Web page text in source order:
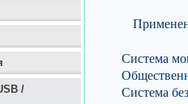
/
Система
Система